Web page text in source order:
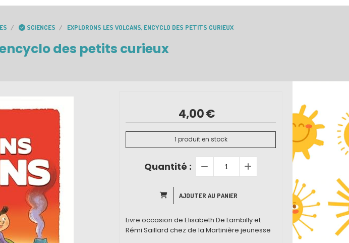
SCIENCES EXPLORONS LES VOLCANS, ENCYCLO DES PETITS CURIEUX
des petits curieux
4,00€
1 produit en stock
Quantité :
AJOUTER AU PANIER
Livre occasion de Elisabeth De Lambilly et
Rémi Saillard chez de la Martinière jeunesse